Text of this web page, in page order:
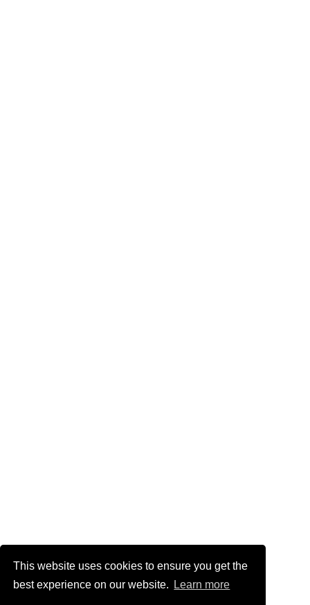
This website uses cookies to ensure you get the
best experience on our website.
Learn more